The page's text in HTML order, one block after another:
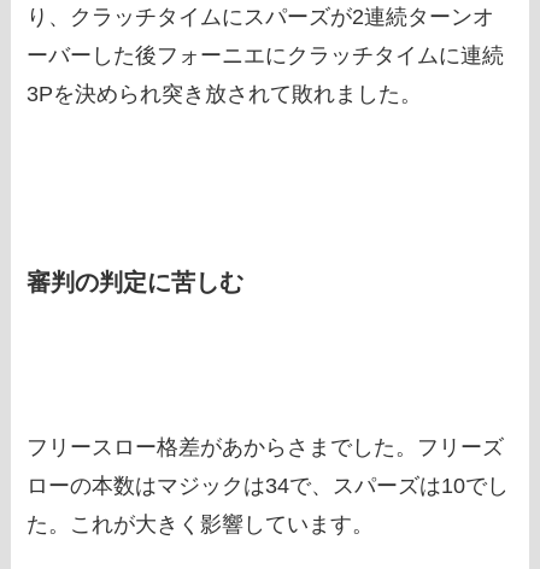
り、クラッチタイムにスパーズが2連続ターンオ
ーバーした後フォーニエにクラッチタイムに連続
3Pを決められ突き放されて敗れました。
審判の判定に苦しむ
フリースロー格差があからさまでした。フリーズ
ローの本数はマジックは34で、スパーズは10でし
た。これが大きく影響しています。